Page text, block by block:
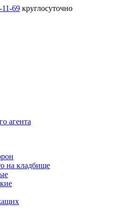
69 круглосуточно
агента
на кладбище